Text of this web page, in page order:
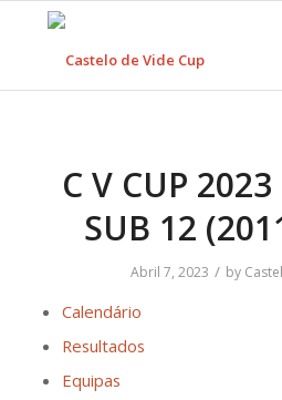
C V CUP
SUB 12
Abril 7, 2023 / by
Calendário
Resultados
Equipas